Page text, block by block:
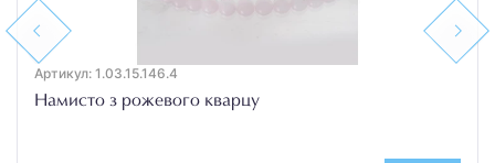
Previous
Артикул: 1.03.15.146.4
Намисто з рожевого кварцу
Next